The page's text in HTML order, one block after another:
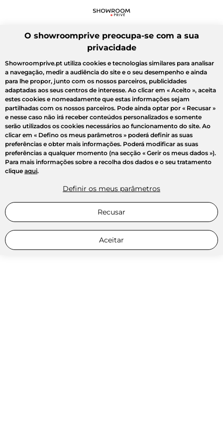
O showroomprive preocupa-se com a sua
privacidade
Showroomprive.pt utiliza cookies e tecnologias similares para analisar
a navegação, medir a audiência do site e o seu desempenho e ainda
para lhe propor, junto com os nossos parceiros, publicidades
adaptadas aos seus centros de interesse. Ao clicar em « Aceito », aceita
estes cookies e nomeadamente que estas informações sejam
partilhadas com os nossos parceiros. Pode ainda optar por « Recusar »
e nesse caso não irá receber conteúdos personalizados e somente
serão utilizados os cookies necessários ao funcionamento do site. Ao
clicar em « Defino os meus parâmetros » poderá definir as suas
preferências e obter mais informações. Poderá modificar as suas
preferências a qualquer momento (na secção « Gerir os meus dados »).
Para mais informações sobre a recolha dos dados e o seu tratamento
clique aqui.
Definir os meus parâmetros
Recusar
Aceitar